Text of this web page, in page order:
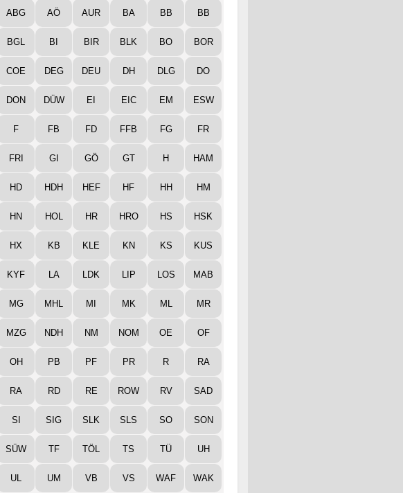
ABG AÖ AUR BA BB BB
BGL BI BIR BLK BO BOR
COE DEG DEU DH DLG DO
DON DÜW EI EIC EM ESW
F FB FD FFB FG FR
FRI GI GÖ GT H HAM
HD HDH HEF HF HH HM
HN HOL HR HRO HS HSK
HX KB KLE KN KS KUS
KYF LA LDK LIP LOS MAB
MG MHL MI MK ML MR
MZG NDH NM NOM OE OF
OH PB PF PR R RA
RA RD RE ROW RV SAD
SI SIG SLK SLS SO SON
SÜW TF TÖL TS TÜ UH
UL UM VB VS WAF WAK